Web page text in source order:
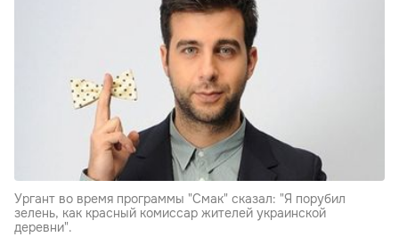
Ургант во время программы "Смак" сказал: "Я порубил
зелень, как красный комиссар жителей украинской
деревни".